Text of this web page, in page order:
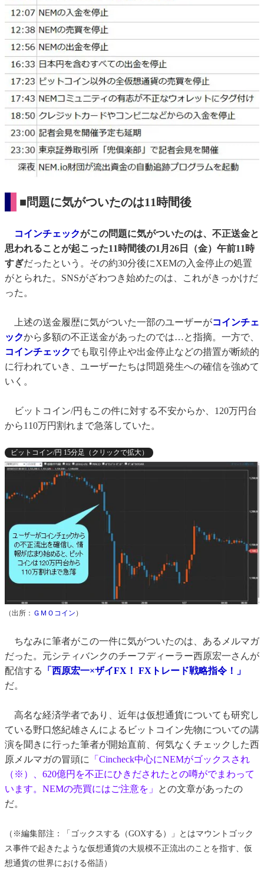
■問題に気がついたのは11時間後
コインチェックがこの問題に気がついたのは、不正送金と
思われることが起こった11時間後の1月26日（金）午前11時
すぎだったという。その約30分後にXEMの入金停止の処置
がとられた。SNSがざわつき始めたのは、これがきっかけだ
った。
上述の送金履歴に気がついた一部のユーザーがコインチェ
ックから多額の不正送金があったのでは…と指摘。一方で、
コインチェックでも取引停止や出金停止などの措置が断続的
に行われていき、ユーザーたちは問題発生への確信を強めて
いく。
ビットコイン/円もこの件に対する不安からか、120万円台
から110万円割れまで急落していた。
ビットコイン/円 15分足（クリックで拡大）
（出所： ＧＭＯコイン ）
ちなみに筆者がこの一件に気がついたのは、あるメルマガ
だった。元シティバンクのチーフディーラー西原宏一さんが
配信する
「西原宏一×ザイFX！ FXトレード戦略指令！」
だ。
高名な経済学者であり、近年は仮想通貨についても研究し
ている野口悠紀雄さんによるビットコイン先物についての講
演を聞きに行った筆者が開始直前、何気なくチェックした西
原メルマガの冒頭に
「Cincheck中心にNEMがゴックスされ
（※）、620億円を不正にひきだされたとの噂がでまわって
います。NEMの売買にはご注意を」
との文章があったの
だ。
（※編集部注：「ゴックスする（GOXする）」とはマウントゴック
ス事件で起きたような仮想通貨の大規模不正流出のことを指す、仮
想通貨の世界における俗語）